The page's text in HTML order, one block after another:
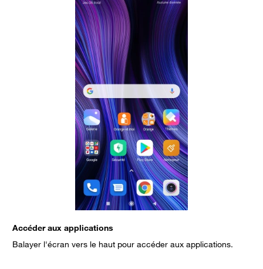
Accéder aux applications
Balayer l'écran vers le haut pour accéder aux applications.